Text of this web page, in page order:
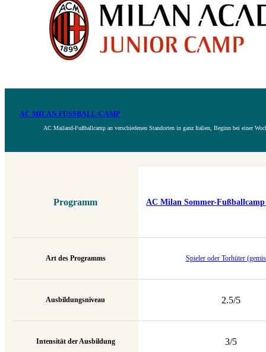
AC MILAN FUSSBALL-CAMP
AC Mailand-Fußballcamp an verschiedenen Standorten in ganz Italien, Beginn bei einer
Programm
Art des Programms
Ausbildungsniveau
Intensität der Ausbildung
AC Milan Sommer-
Spieler oder Torhüter
2.5/5
3/5